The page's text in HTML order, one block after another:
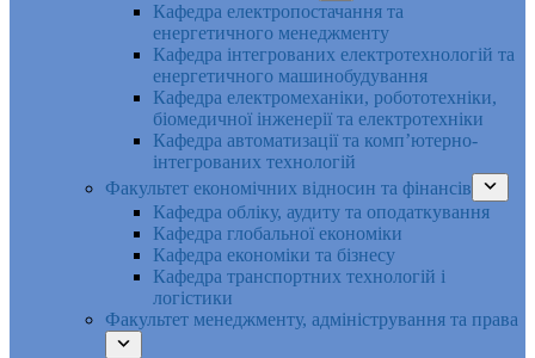
Кафедра електропостачання та
енергетичного менеджменту
Кафедра інтегрованих електротехнологій та
енергетичного машинобудування
Кафедра електромеханіки, робототехніки,
біомедичної інженерії та електротехніки
Кафедра автоматизації та комп’ютерно-
інтегрованих технологій
Факультет економічних відносин та фінансів
Кафедра обліку, аудиту та оподаткування
Кафедра глобальної економіки
Кафедра економіки та бізнесу
Кафедра транспортних технологій і
логістики
Факультет менеджменту, адміністрування та права